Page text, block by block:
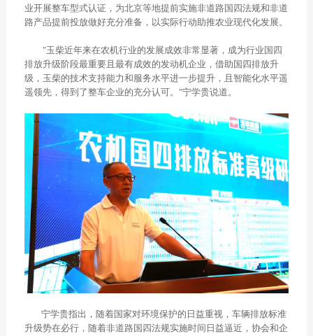
业开展整车型式认证，为北京等地提前实施非道路国四法规和非道
路产品提前投放做好充分准备，以实际行动助推农业现代化发展。
"玉柴近年来在农机行业的发展成效非常显著，成为行业国四
排放升级阶段最重要且最有成效的发动机企业，借助国四排放升
级，玉柴的技术支持能力和服务水平进一步提升，且智能化水平遥
遥领先，得到了整车企业的充分认可。"宁学贵说道。
宁学贵指出，随着国家对环境保护的日益重视，车辆排放标准
升级势在必行，随着非道路国四法规实施时间日益逼近，协会和企